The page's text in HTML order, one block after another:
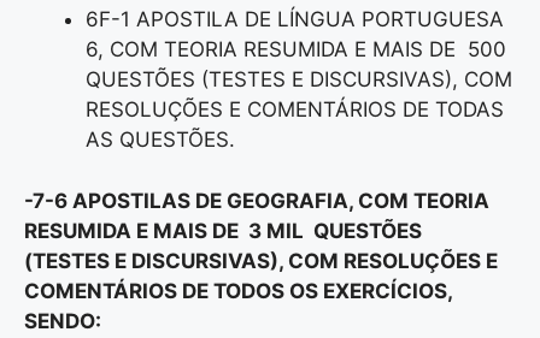
6F-1 APOSTILA DE LÍNGUA PORTUGUESA
6, COM TEORIA RESUMIDA E MAIS DE 500
QUESTÕES (TESTES E DISCURSIVAS), COM
RESOLUÇÕES E COMENTÁRIOS DE TODAS
AS QUESTÕES.
-7-6 APOSTILAS DE GEOGRAFIA, COM TEORIA
RESUMIDA E MAIS DE 3 MIL QUESTÕES
(TESTES E DISCURSIVAS), COM RESOLUÇÕES E
COMENTÁRIOS DE TODOS OS EXERCÍCIOS,
SENDO: